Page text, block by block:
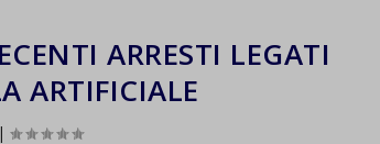
ARRESTI LEGATI
ARTIFICIALE